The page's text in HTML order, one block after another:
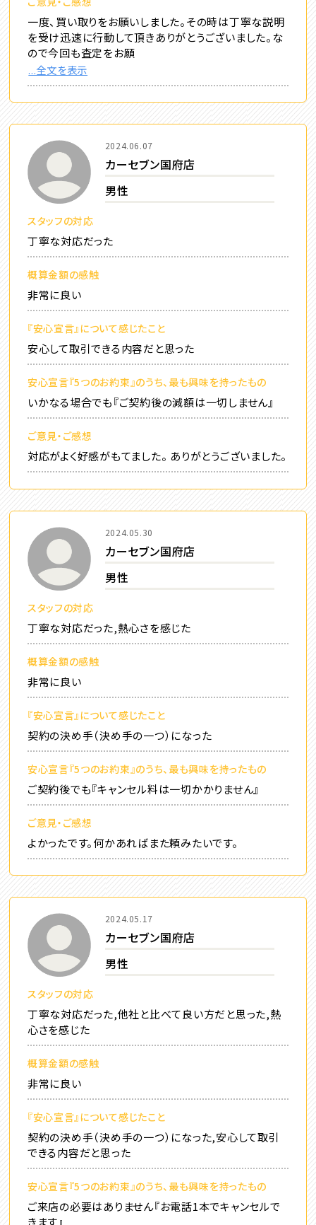
一度、買い取りをお願いしました。その時は丁寧な説明
を受け迅速に行動して頂きありがとうございました。な
ので今回も査定をお願
...全文を表示
2024.06.07
カーセブン国府店
男性
スタッフの対応
丁寧な対応だった
概算金額の感触
非常に良い
『安心宣言』について感じたこと
安心して取引できる内容だと思った
安心宣言『5つのお約束』のうち、最も興味を持ったもの
いかなる場合でも『ご契約後の減額は一切しません』
ご意見・ご感想
対応がよく好感がもてました。 ありがとうございました。
2024.05.30
カーセブン国府店
男性
スタッフの対応
丁寧な対応だった,熱心さを感じた
概算金額の感触
非常に良い
『安心宣言』について感じたこと
契約の決め手（決め手の一つ）になった
安心宣言『5つのお約束』のうち、最も興味を持ったもの
ご契約後でも『キャンセル料は一切かかりません』
ご意見・ご感想
よかったです。何かあればまた頼みたいです。
2024.05.17
カーセブン国府店
男性
スタッフの対応
丁寧な対応だった,他社と比べて良い方だと思った,熱
心さを感じた
概算金額の感触
非常に良い
『安心宣言』について感じたこと
契約の決め手（決め手の一つ）になった,安心して取引
できる内容だと思った
安心宣言『5つのお約束』のうち、最も興味を持ったもの
ご来店の必要はありません『お電話1本でキャンセルで
きます』